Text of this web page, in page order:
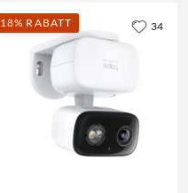
18% RABATT 34